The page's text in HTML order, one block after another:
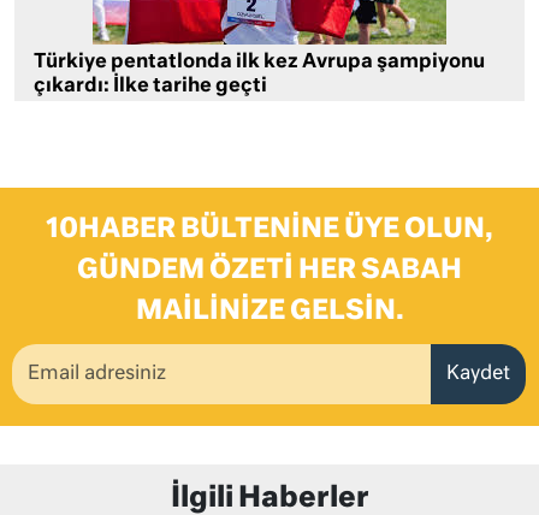
Türkiye pentatlonda ilk kez Avrupa şampiyonu
çıkardı: İlke tarihe geçti
10HABER BÜLTENINE ÜYE OLUN,
GÜNDEM ÖZETI HER SABAH
MAILINIZE GELSIN.
Kaydet
İlgili Haberler